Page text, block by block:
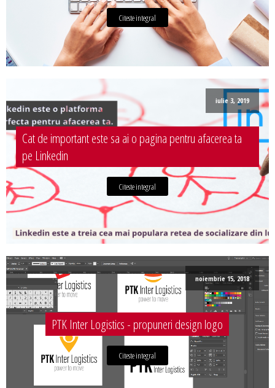
Citeste integral
iulie 3, 2019
Cat de important este sa ai o pagina pentru afacerea ta
pe Linkedin
Citeste integral
noiembrie 15, 2018
PTK Inter Logistics - propuneri design logo
Citeste integral